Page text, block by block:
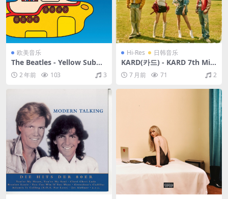
欧美音乐
The Beatles - Yellow Subm
arine Songtrack（1999/FLA
C/分轨/292M）
2 年前 103 3
Hi-Res 日韩音乐
KARD(카드) - KARD 7th Mini
Album Where To Now? (Pa
rt.1 : Yellow Light)（2024/F
LAC/EP分轨/285M）(24bit/
7 月前 71 2